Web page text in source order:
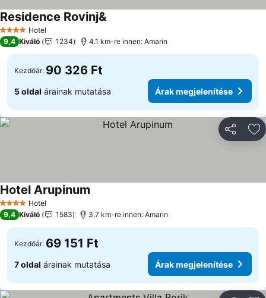
4 KategóriaHotel
Residence Rovinj&Árak megjelenítése
9,4 Kiváló 1234 4.1 km-re innen: Amarin
Kezdőár: 90 326 Ft
5 oldal árainak mutatása Árak megjelenítése
4 KategóriaHotel
Hotel Arupinum
9,4 Kiváló 1583 3.7 km-re innen: Amarin
Kezdőár: 69 151 Ft
7 oldal árainak mutatása Árak megjelenítése